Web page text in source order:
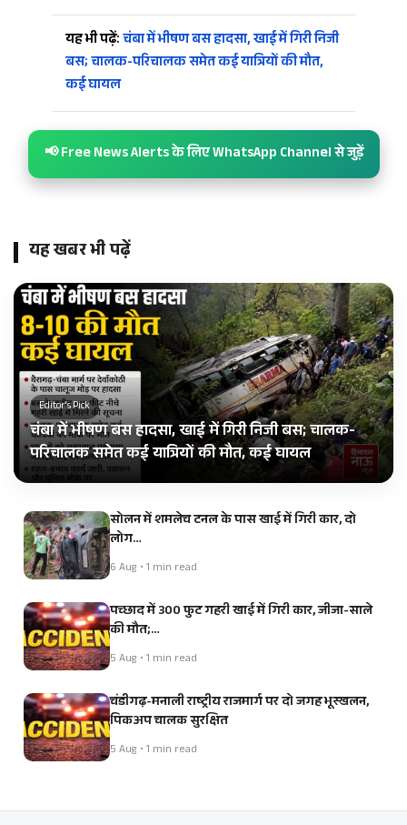
यह भी पढ़ें:चंबा में भीषण बस हादसा, खाई में गिरी निजी
बस; चालक-परिचालक समेत कई यात्रियों की मौत,
कई घायल
📢 Free News Alerts के लिए WhatsApp Channel से जुड़ें
यह खबर भी पढ़ें
Editor's Pick
चंबा में भीषण बस हादसा, खाई में गिरी निजी बस; चालक-
परिचालक समेत कई यात्रियों की मौत, कई घायल
सोलन में शमलेच टनल के पास खाई में गिरी कार, दो
लोग…
6 Aug • 1 min read
पच्छाद में 300 फुट गहरी खाई में गिरी कार, जीजा-साले
की मौत;…
5 Aug • 1 min read
चंडीगढ़-मनाली राष्ट्रीय राजमार्ग पर दो जगह भूस्खलन,
पिकअप चालक सुरक्षित
5 Aug • 1 min read